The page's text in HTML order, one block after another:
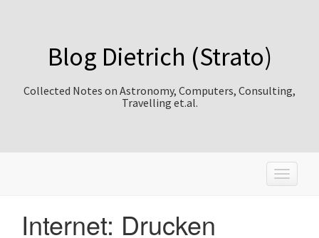
Blog Dietrich (Strato)
Collected Notes on Astronomy, Computers, Consulting,
Travelling et.al.
T
o
Internet: Drucken